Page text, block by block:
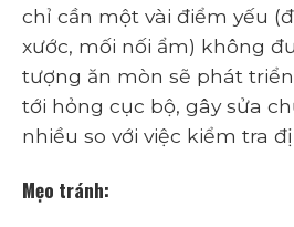
chỉ cần một vài điểm yếu
xước, mối nối ẩm) không
tượng ăn mòn sẽ phát
tới hỏng cục bộ, gây sửa
nhiều so với việc kiểm tra
Mẹo tránh: